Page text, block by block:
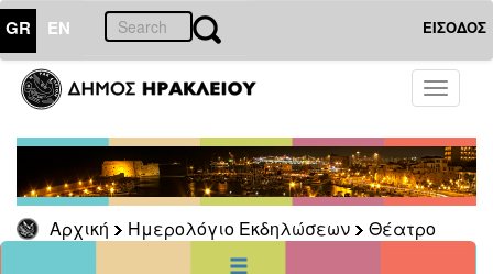
GR EN ΕΙΣΟΔΟΣ
Toggle
Αρχική Ημερολόγιο Εκδηλώσεων Θέατρο
01Αύγουστος
2026
Τρι Τετ Πεμ Παρ Σαβ
1
2
9
10 11 12 13 14
15
22